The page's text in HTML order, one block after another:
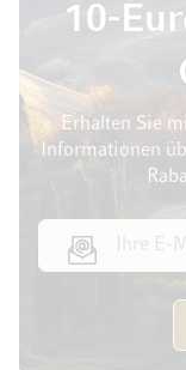
10-
Erhalten Sie
Informationen